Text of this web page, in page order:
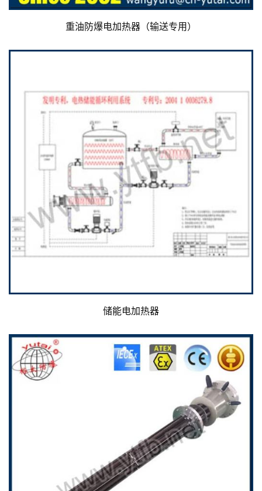
重油防爆电加热器（输送专用）
储能电加热器